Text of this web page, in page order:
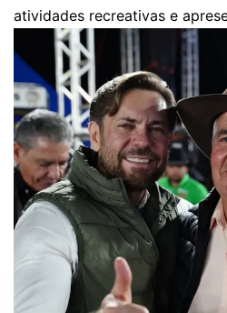
atividades recreativas e